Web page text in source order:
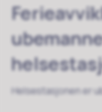
Helsestasjonen er